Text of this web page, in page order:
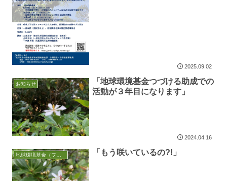
2025.09.02
お知らせ
「地球環境基金つづける助成での
活動が３年目になります」
2024.04.16
「もう咲いているの?!」